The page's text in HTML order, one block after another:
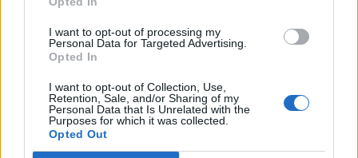
I want to opt-out of processing my
Personal Data for Targeted Advertising.
Opted In
I want to opt-out of Collection, Use,
Retention, Sale, and/or Sharing of my
Personal Data that Is Unrelated with the
Purposes for which it was collected.
Opted Out